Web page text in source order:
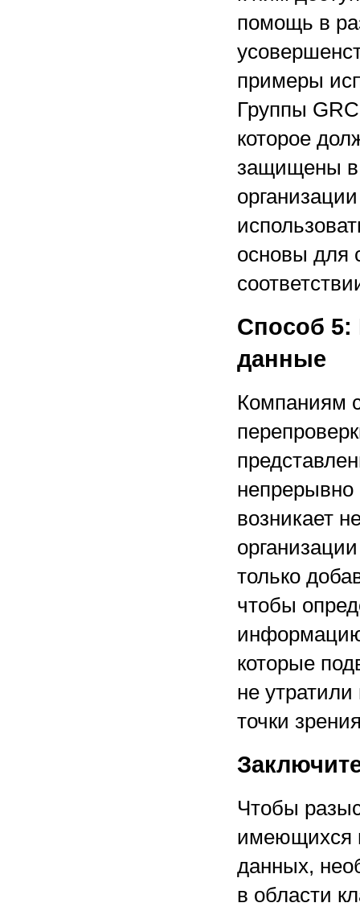
помощь в
примеры
Группы
которое
защищены в
основы для
Способ 5:
данные
Компаниям
непрерывно
возникает
только
чтобы
которые
не
точки
Чтобы
имеющихся
данных,
в области